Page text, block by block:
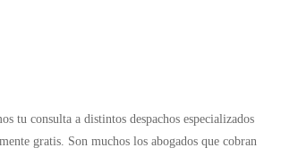
tu consulta a distintos despachos especializados
gratis. Son muchos los abogados que cobran